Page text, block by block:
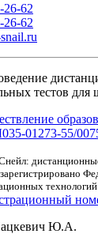
26-62
26-62
тестов для
01273-55/
Ю.А.